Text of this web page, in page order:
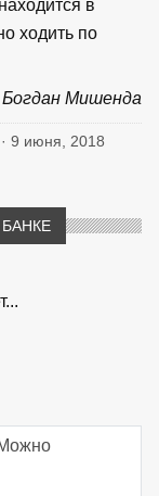
в
ходить по
Богдан Мишенда
9 июня, 2018